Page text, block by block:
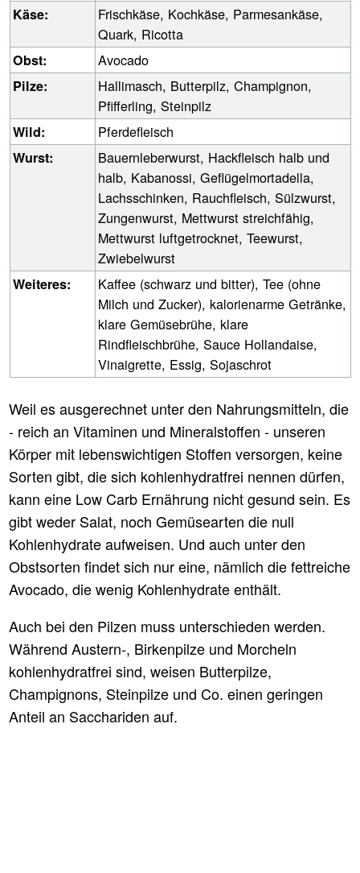
Käse:
Frischkäse, Kochkäse, Parmesankäse,
Quark, Ricotta
Obst: Avocado
Pilze:
Hallimasch, Butterpilz, Champignon,
Pfifferling, Steinpilz
Wild: Pferdefleisch
Wurst:
Bauernleberwurst, Hackfleisch halb und
halb, Kabanossi, Geflügelmortadella,
Lachsschinken, Rauchfleisch, Sülzwurst,
Zungenwurst, Mettwurst streichfähig,
Mettwurst luftgetrocknet, Teewurst,
Zwiebelwurst
Weiteres:
Kaffee (schwarz und bitter), Tee (ohne
Milch und Zucker), kalorienarme Getränke,
klare Gemüsebrühe, klare
Rindfleischbrühe, Sauce Hollandaise,
Vinaigrette, Essig, Sojaschrot
Weil es ausgerechnet unter den Nahrungsmitteln, die
- reich an Vitaminen und Mineralstoffen - unseren
Körper mit lebenswichtigen Stoffen versorgen, keine
Sorten gibt, die sich kohlenhydratfrei nennen dürfen,
kann eine Low Carb Ernährung nicht gesund sein. Es
gibt weder Salat, noch Gemüsearten die null
Kohlenhydrate aufweisen. Und auch unter den
Obstsorten findet sich nur eine, nämlich die fettreiche
Avocado, die wenig Kohlenhydrate enthält.
Auch bei den Pilzen muss unterschieden werden.
Während Austern-, Birkenpilze und Morcheln
kohlenhydratfrei sind, weisen Butterpilze,
Champignons, Steinpilze und Co. einen geringen
Anteil an Sacchariden auf.